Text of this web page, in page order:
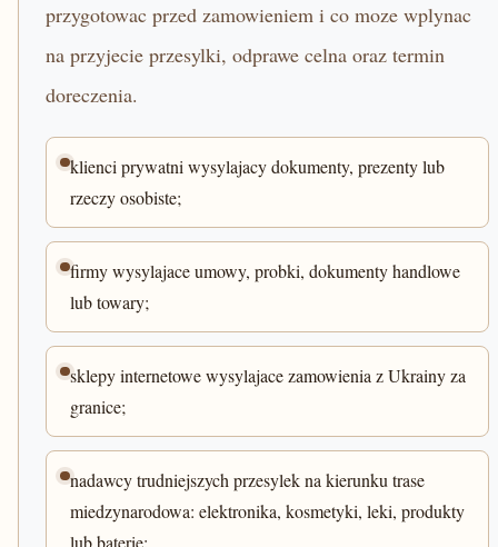
przygotowac przed zamowieniem i co moze wplynac
na przyjecie przesylki, odprawe celna oraz termin
doreczenia.
klienci prywatni wysylajacy dokumenty, prezenty lub
rzeczy osobiste;
firmy wysylajace umowy, probki, dokumenty handlowe
lub towary;
sklepy internetowe wysylajace zamowienia z Ukrainy za
granice;
nadawcy trudniejszych przesylek na kierunku trase
miedzynarodowa: elektronika, kosmetyki, leki, produkty
lub baterie;